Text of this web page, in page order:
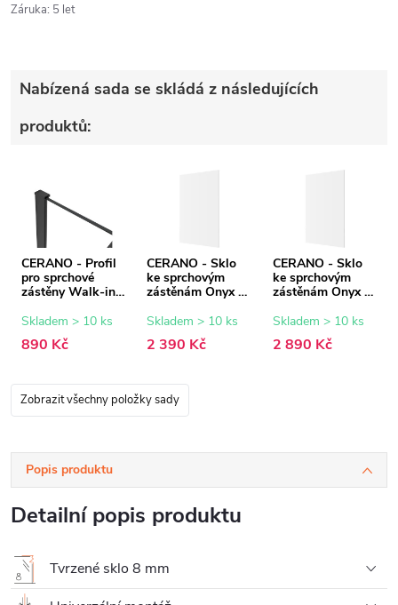
Záruka: 5 let
Nabízená sada se skládá z následujících
produktů:
CERANO - Profil
pro sprchové
zástěny Walk-in
černá matná - 15
Skladem > 10 ks
890 Kč
CERANO - Sklo
ke sprchovým
zástěnám Onyx -
transparentní sklo
- 70x200 cm
Skladem > 10 ks
2 390 Kč
CERANO - Sklo
ke sprchovým
zástěnám Onyx -
transparentní sklo
- 90x200 cm
Skladem > 10 ks
2 890 Kč
Zobrazit všechny položky sady
Popis produktu
Detailní popis produktu
Tvrzené sklo 8 mm